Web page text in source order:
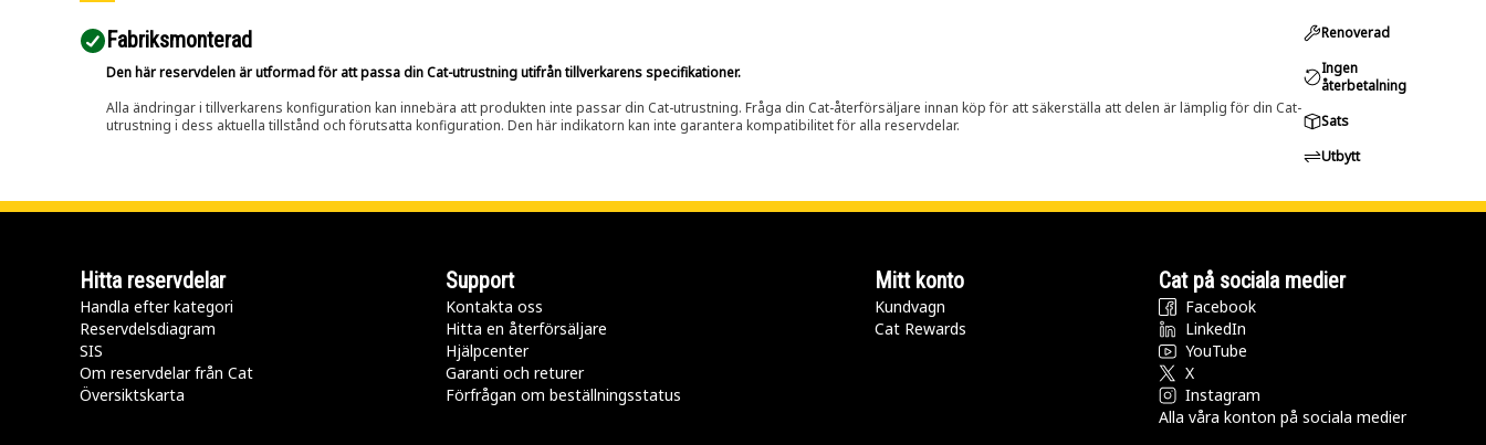
Fabriksmonterad
Den här reservdelen är utformad för att passa din Cat-utrustning utifrån tillverkarens specifikationer.
Alla ändringar i tillverkarens konfiguration kan innebära att produkten inte passar din Cat-utrustning. Fråga din Cat-återförsäljare innan köp för att säkerställa att delen är lämplig för din Cat-
utrustning i dess aktuella tillstånd och förutsatta konfiguration. Den här indikatorn kan inte garantera kompatibilitet för alla reservdelar.
Renoverad
Ingen
återbetalning
Sats
Utbytt
Hitta reservdelar
Handla efter kategori
Reservdelsdiagram
SIS
Om reservdelar från Cat
Översiktskarta
Support
Kontakta oss
Hitta en återförsäljare
Hjälpcenter
Garanti och returer
Förfrågan om beställningsstatus
Mitt konto
Kundvagn
Cat Rewards
Cat på sociala medier
Facebook
LinkedIn
YouTube
X
Instagram
Alla våra konton på sociala medier